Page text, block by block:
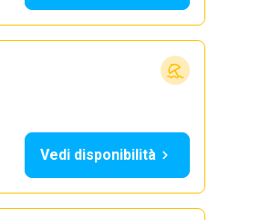
Vedi disponibilità